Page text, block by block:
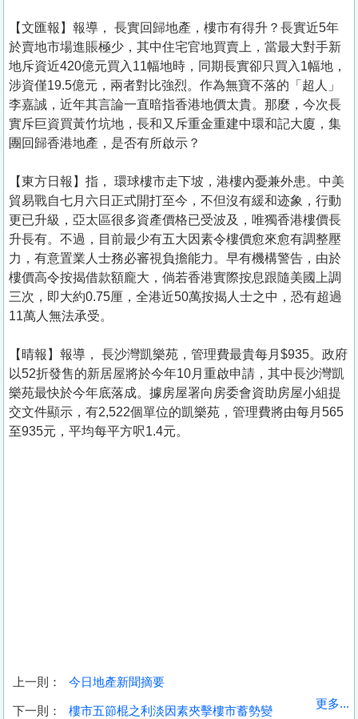
收
【文匯報】報導， 長實回歸地產，樓市有得升？長實近5年
於賣地市場進賬極少，其中住宅官地買賣上，當最大對手新
地斥資近420億元買入11幅地時，同期長實卻只買入1幅地，
涉資僅19.5億元，兩者對比強烈。作為無寶不落的「超人」
李嘉誠，近年其言論一直暗指香港地價太貴。那麼，今次長
實斥巨資買黃竹坑地，長和又斥重金重建中環和記大廈，集
團回歸香港地產，是否有所啟示？
【東方日報】指， 環球樓市走下坡，港樓內憂兼外患。中美
貿易戰自七月六日正式開打至今，不但沒有緩和迹象，行動
更已升級，亞太區很多資產價格已受波及，唯獨香港樓價長
升長有。不過，目前最少有五大因素令樓價愈來愈有調整壓
力，有意置業人士務必審視負擔能力。早有機構警告，由於
樓價高令按揭借款額龐大，倘若香港實際按息跟隨美國上調
三次，即大約0.75厘，全港近50萬按揭人士之中，恐有超過
11萬人無法承受。
【晴報】報導， 長沙灣凱樂苑，管理費最貴每月$935。政府
以52折發售的新居屋將於今年10月重啟申請，其中長沙灣凱
樂苑最快於今年底落成。據房屋署向房委會資助房屋小組提
交文件顯示，有2,522個單位的凱樂苑，管理費將由每月565
至935元，平均每平方呎1.4元。
上一則： 今日地產新聞摘要
下一則： 樓市五節棍之利淡因素夾擊樓市蓄勢變
更多...